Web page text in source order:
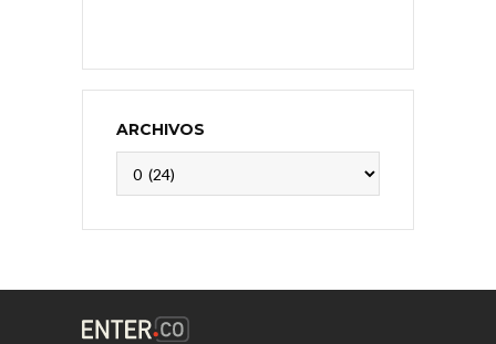
ARCHIVOS